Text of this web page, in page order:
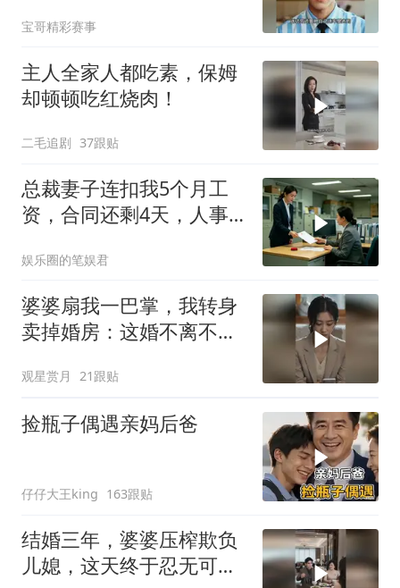
宝哥精彩赛事
主人全家人都吃素，保姆
却顿顿吃红烧肉！
二毛追剧 37跟贴
总裁妻子连扣我5个月工
资，合同还剩4天，人事
娱乐圈的笔娱君
婆婆扇我一巴掌，我转身
卖掉婚房：这婚不离不
观星赏月 21跟贴
捡瓶子偶遇亲妈后爸
仔仔大王king 163跟贴
结婚三年，婆婆压榨欺负
儿媳，这天终于忍无可